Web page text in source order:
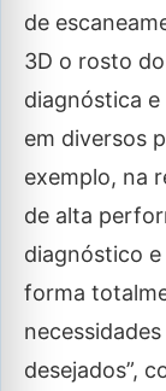
de
3D o rosto
diagnóstica
em diversos
exemplo, na
de alta
diagnóstico
forma
desejados”,